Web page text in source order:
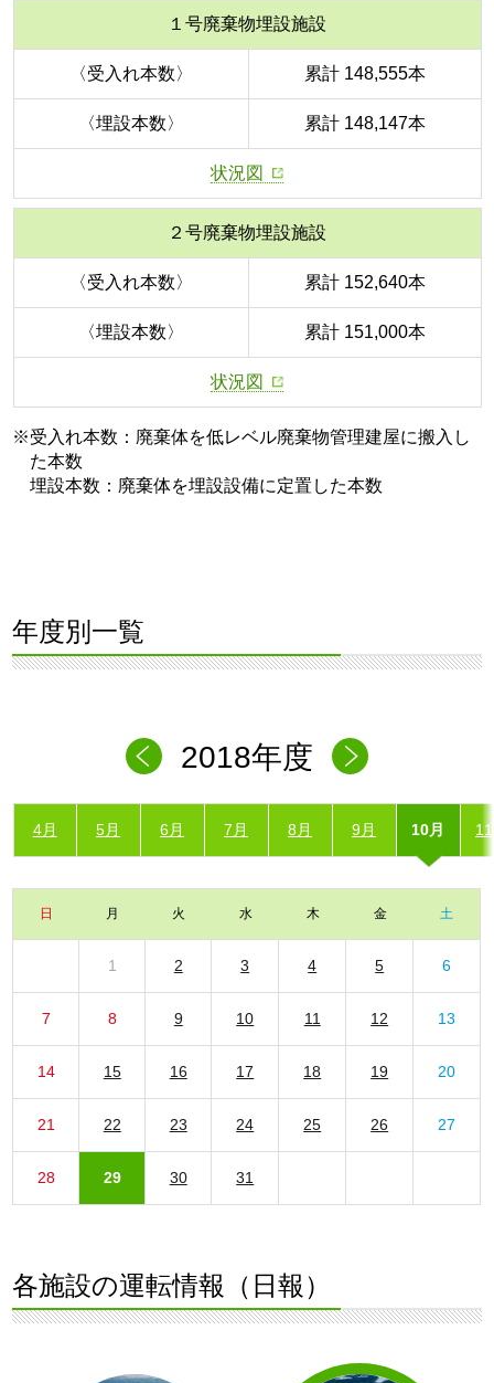
１号廃棄物埋設施設
〈受入れ本数〉 累計 148,555本
〈埋設本数〉 累計 148,147本
状況図
２号廃棄物埋設施設
〈受入れ本数〉 累計 152,640本
〈埋設本数〉 累計 151,000本
状況図
※受入れ本数：廃棄体を低レベル廃棄物管理建屋に搬入し
た本数
埋設本数：廃棄体を埋設設備に定置した本数
年度別一覧
2018年度
4月 5月 6月 7月 8月 9月 10月
日 月 火 水 木 金 土
1 2 3 4 5 6
7 8 9 10 11 12 13
14 15 16 17 18 19 20
21 22 23 24 25 26 27
28 29 30 31
各施設の運転情報（日報）